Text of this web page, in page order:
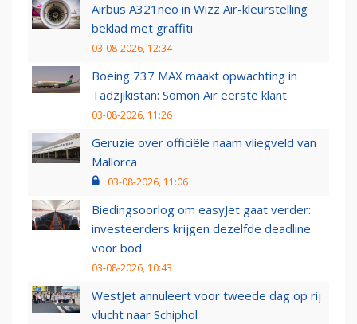
Airbus A321neo in Wizz Air-kleurstelling
beklad met graffiti
03-08-2026, 12:34
Boeing 737 MAX maakt opwachting in
Tadzjikistan: Somon Air eerste klant
03-08-2026, 11:26
Geruzie over officiële naam vliegveld van
Mallorca
03-08-2026, 11:06
Biedingsoorlog om easyJet gaat verder:
investeerders krijgen dezelfde deadline
voor bod
03-08-2026, 10:43
WestJet annuleert voor tweede dag op rij
vlucht naar Schiphol